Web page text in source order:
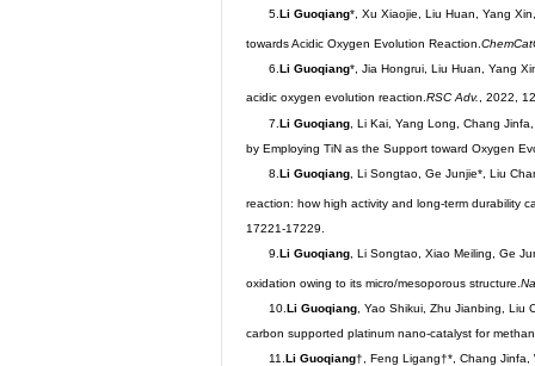
5.Li Guoqiang*, Xu Xiaojie, Liu Huan, Yang
towards Acidic Oxygen Evolution Reaction.
6.Li Guoqiang*, Jia Hongrui, Liu Huan, Yang
acidic oxygen evolution reaction.RSC Adv., 2022,
7.Li Guoqiang , Li Kai, Yang Long, Chang
by Employing TiN as the Support toward Oxygen
8.Li Guoqiang , Li Songtao, Ge Junjie*, Liu
reaction: how high activity and long-term durability
17221-17229.
9.Li Guoqiang , Li Songtao, Xiao Meiling, Ge
oxidation owing to its micro/mesoporous structure.
10.Li Guoqiang , Yao Shikui, Zhu Jianbing,
carbon supported platinum nano-catalyst for
11.Li Guoqiang†, Feng Ligang†*, Chang Jinfa,